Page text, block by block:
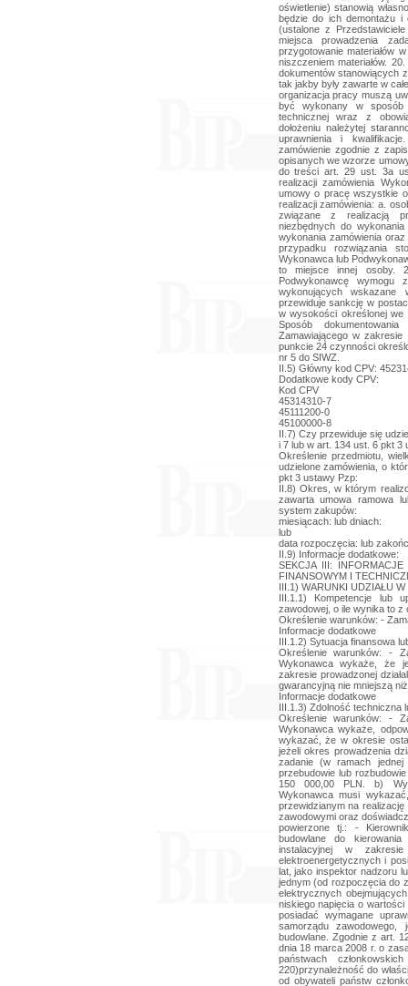
II.5) Główny kod CPV:
Dodatkowe kody CPV:
Kod CPV
45314310-7
45111200-0
45100000-8
II.7) Czy przewiduje się
i 7 lub w art. 134 ust. 6 pkt 3
Określenie przedmiotu,
udzielone zamówienia, o
pkt 3 ustawy Pzp:
II.8) Okres, w którym
zawarta umowa ramowa
system zakupów:
miesiącach: lub dniach:
lub
data rozpoczęcia: lub
II.9) Informacje dodatkowe:
SEKCJA III:
FINANSOWYM I
III.1) WARUNKI UDZIAŁU
III.1.1) Kompetencje lub
zawodowej, o ile wynika to z
Określenie warunków: -
Informacje dodatkowe
III.1.2) Sytuacja finansowa
Określenie warunków: -
Wykonawca wykaże, że
zakresie prowadzonej
gwarancyjną nie mniejszą
Informacje dodatkowe
III.1.3) Zdolność techniczna
Określenie warunków: -
Wykonawca wykaże,
wykazać, że w okresie
jeżeli okres prowadzenia
zadanie (w ramach
przebudowie lub
150 000,00 PLN. b)
Wykonawca musi
przewidzianym na
zawodowymi oraz
powierzone tj.: -
budowlane do
instalacyjnej w
elektroenergetycznych i
lat, jako inspektor nadzoru
jednym (od rozpoczęcia do
elektrycznych
niskiego napięcia o
posiadać wymagane
samorządu
budowlane. Zgodnie z art.
dnia 18 marca 2008 r. o
państwach
220)przynależność do
od obywateli państw